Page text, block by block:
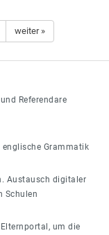
weiter »
Referendare
Grammatik
Austausch digitaler
Schulen
um die